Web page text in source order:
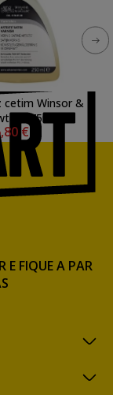
cetim Winsor &
(75ml.)
€
E FIQUE A PAR